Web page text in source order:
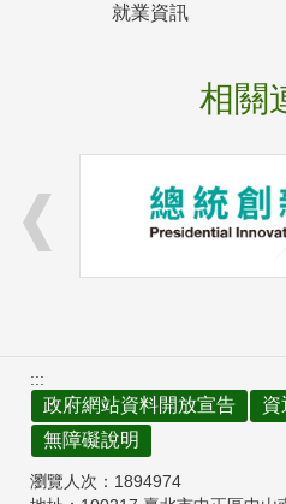
就業資訊
相關
:::
政府網站資料開放宣告
資
無障礙說明
瀏覽人次： 1894974